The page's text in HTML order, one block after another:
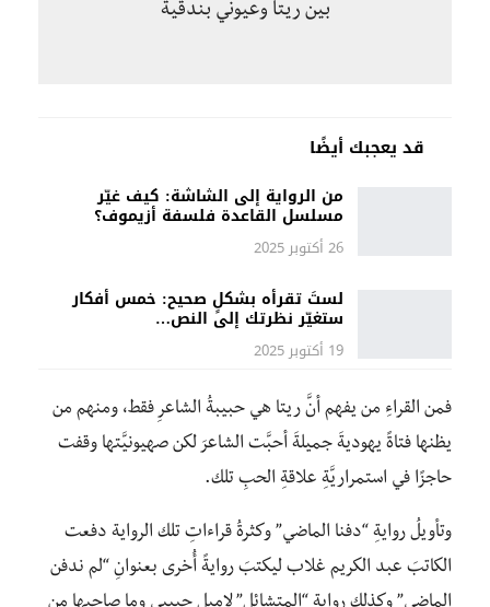
بين ريتا وعيوني بندقية
قد يعجبك أيضًا
من الرواية إلى الشاشة: كيف غيّر
مسلسل القاعدة فلسفة أزيموف؟
26 أكتوبر 2025
لستَ تقرأه بشكلٍ صحيح: خمس أفكار
ستغيّر نظرتك إلى النص…
19 أكتوبر 2025
فمن القراءِ من يفهم أنَّ ريتا هي حبيبةُ الشاعرِ فقط، ومنهم من
يظنها فتاةً يهوديةَ جميلةَ أحبَّت الشاعرَ لكن صهيونيَّتها وقفت
حاجزًا في استمراريَّةِ علاقةِ الحبِ تلك.
وتأويلُ روايةِ “دفنا الماضي” وكثرةُ قراءاتِ تلك الرواية دفعت
الكاتبَ عبد الكريم غلاب ليكتبَ روايةً أُخرى بعنوانِ “لم ندفن